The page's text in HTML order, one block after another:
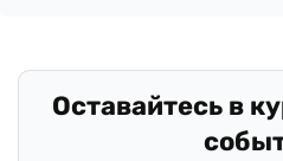
Оставайтесь в